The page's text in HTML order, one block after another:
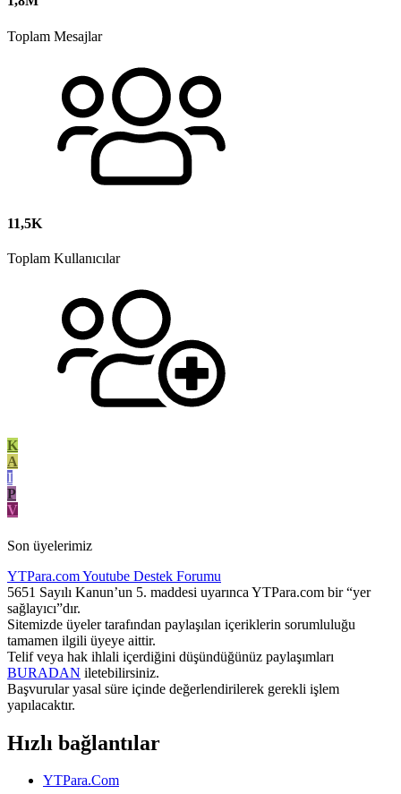
Toplam Mesajlar
11,5K
Toplam Kullanıcılar
K
A
I
P
V
Son üyelerimiz
YTPara.comYoutube Destek Forumu
5651 Sayılı Kanun’un 5. maddesi uyarınca YTPara.com bir “yer
sağlayıcı”dır.
Sitemizde üyeler tarafından paylaşılan içeriklerin sorumluluğu
tamamen ilgili üyeye aittir.
Telif veya hak ihlali içerdiğini düşündüğünüz paylaşımları
BURADAN iletebilirsiniz.
Başvurular yasal süre içinde değerlendirilerek gerekli işlem
yapılacaktır.
Hızlı bağlantılar
YTPara.Com